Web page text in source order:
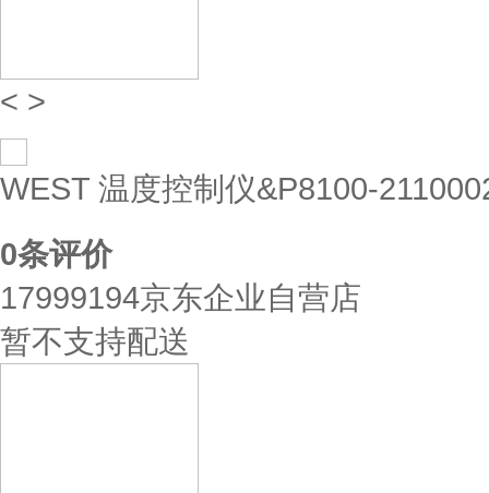
< >
WEST 温度控制仪&P8100-
0条评价
17999194京东企业自营店
暂不支持配送